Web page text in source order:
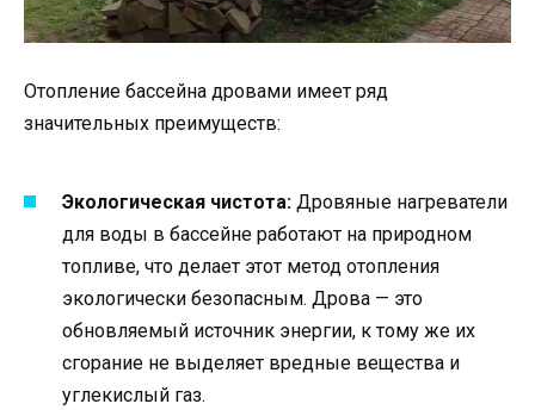
Отопление бассейна дровами имеет ряд
значительных преимуществ:
Экологическая чистота: Дровяные нагреватели
для воды в бассейне работают на природном
топливе, что делает этот метод отопления
экологически безопасным. Дрова — это
обновляемый источник энергии, к тому же их
сгорание не выделяет вредные вещества и
углекислый газ.